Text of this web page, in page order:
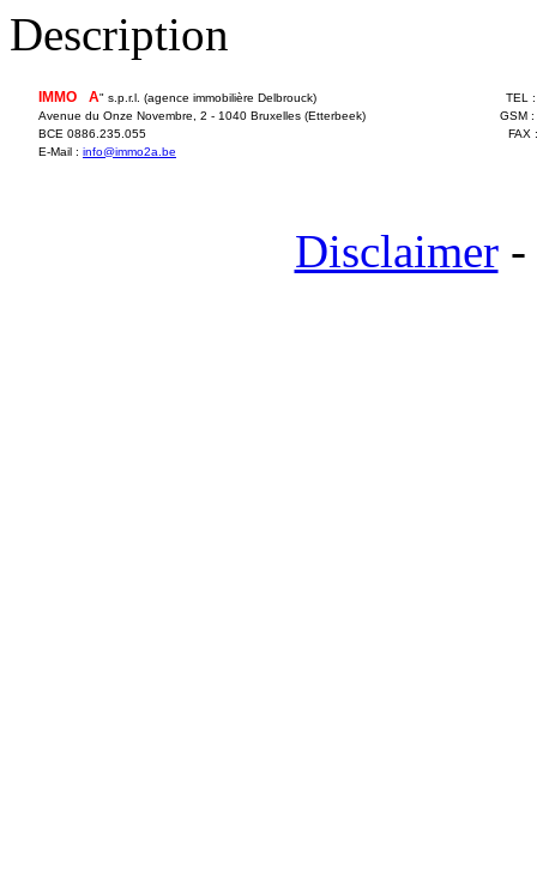
Description
IMMO A" s.p.r.l. (agence immobilière Delbrouck)
Avenue du Onze Novembre, 2 - 1040 Bruxelles (Etterbeek)
BCE 0886.235.055
E-Mail : info@immo2a.be
TEL
GSM
FAX
Disclaimer-